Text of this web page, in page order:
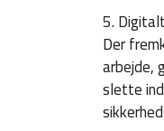
5.
Der
arbejde,
slette